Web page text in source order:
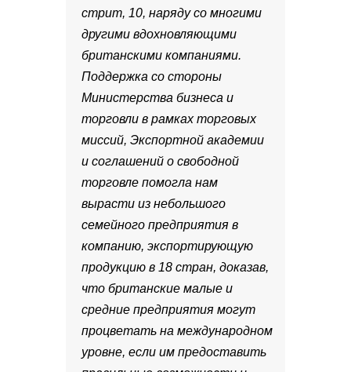
стрит, 10, наряду со многими
другими вдохновляющими
британскими компаниями.
Поддержка со стороны
Министерства бизнеса и
торговли в рамках торговых
миссий, Экспортной академии
и соглашений о свободной
торговле помогла нам
вырасти из небольшого
семейного предприятия в
компанию, экспортирующую
продукцию в 18 стран, доказав,
что британские малые и
средние предприятия могут
процветать на международном
уровне, если им предоставить